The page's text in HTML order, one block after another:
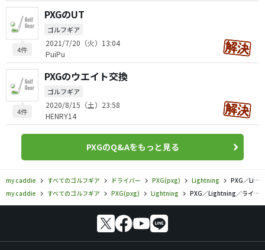
4件
PXGのUT
ゴルフギア
2021/7/20（火）13:04
PuiPu
4件
PXGのウエイト交換
ゴルフギア
2020/8/15（土）23:58
HENRY14
PXGのQ&Aをもっと見る
my caddie すべてのゴルフギア ドライバー PXG(pxg) Lightning
PXG／Lightning／ライトニング ツアー ドライバーの口コミ評価
my caddie
すべてのゴルフギア PXG(pxg) Lightning PXG／Lightning／ライトニング ツアー ドライバーの口コミ評価